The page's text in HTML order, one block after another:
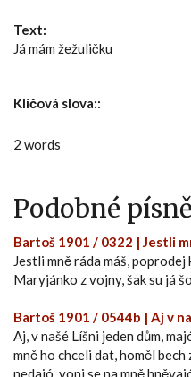
Text:
Já mám žežuličku
Klíčová slova::
2 words
Podobné písně
Bartoš 1901 / 0322 | Jestli
Jestli mně ráda máš, poprodej
Maryjánko z vojny, šak su já
Bartoš 1901 / 0544b | Aj v
Aj, v našé Líšni jeden dům,
mně ho chceli dat, homěl
nedajó, voni se na mně